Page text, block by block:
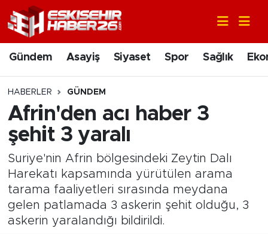
Gündem Asayiş Siyaset Spor Sağlık
HABERLER GÜNDEM
Afrin'den acı haber 3
şehit 3 yaralı
Suriye'nin Afrin bölgesindeki Zeytin Dalı
Harekatı kapsamında yürütülen arama
tarama faaliyetleri sırasında meydana
gelen patlamada 3 askerin şehit olduğu, 3
askerin yaralandığı bildirildi.
Gündem
Asayiş
Siyaset
Spor
Sağlık
Ekonomi
Eğitim
Nöbetçi Eczaneler
Hava Durumu
Trafik Durumu
Süper Lig Puan Durumu ve Fikstür
Tüm Manşetler
Son Dakika Haberleri
Haber Arşivi